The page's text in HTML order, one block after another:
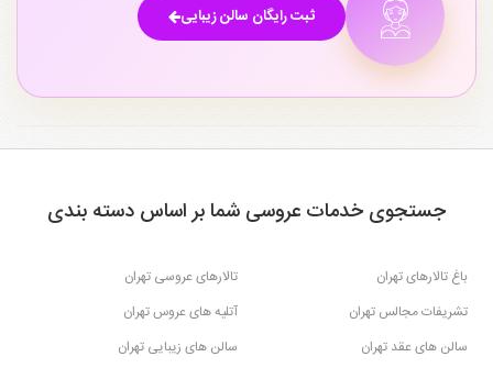
ثبت رایگان سالن زیبایی
جستجوی خدمات عروسی شما بر اساس دسته بندی
باغ تالارهای تهران
تالارهای عروسی تهران
تشریفات مجالس تهران
آتلیه های عروس تهران
سالن های عقد تهران
سالن های زیبایی تهران